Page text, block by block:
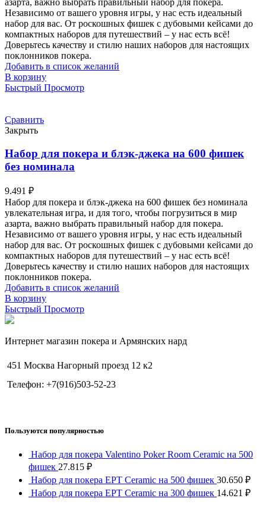
Независимо от вашего уровня игры, у нас есть идеальный
набор для вас. От роскошных фишек с дубовыми кейсами до
компактных наборов для путешествий – у нас есть всё!
Доверьтесь качеству и стилю наших наборов для настоящих
поклонников покера.
Добавить в список желаний
В корзину
Быстрый Просмотр
Сравнить
Закрыть
Набор для покера и блэк-джека на 600 фишек
без номинала
9.491 ₽
Набор для покера и блэк-джека на 600 фишек без номинала
увлекательная игра, и для того, чтобы погрузиться в мир
азарта, важно выбрать правильный набор для покера.
Независимо от вашего уровня игры, у нас есть идеальный
набор для вас. От роскошных фишек с дубовыми кейсами до
компактных наборов для путешествий – у нас есть всё!
Доверьтесь качеству и стилю наших наборов для настоящих
поклонников покера.
Добавить в список желаний
В корзину
Быстрый Просмотр
Интернет магазин покера и Армянских нард
451 Москва Нагорный проезд 12 к2
Телефон: +7(916)503-52-23
Пользуются популярностью
Набор для покера Valentino Poker Room Ceramic на 500
фишек 27.815 ₽
Набор для покера EPT Ceramic на 500 фишек 30.650 ₽
Набор для покера EPT Ceramic на 300 фишек 14.621 ₽